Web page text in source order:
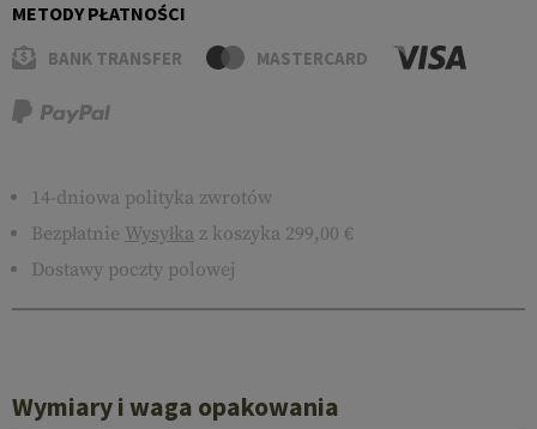
METODY PŁATNOŚCI
BANK TRANSFER MASTERCARD
14-dniowa polityka zwrotów
Bezpłatnie Wysyłka z koszyka 299,00 €
Dostawy poczty polowej
Wymiary i waga opakowania